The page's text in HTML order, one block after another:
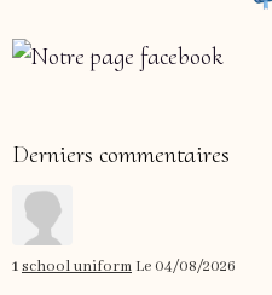
Derniers commentaires
1school uniform Le 04/08/2026